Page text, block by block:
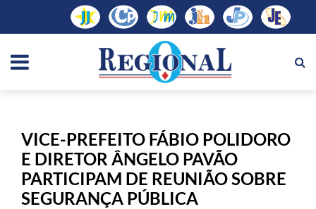
VICE-PREFEITO FÁBIO POLIDORO
E DIRETOR ÂNGELO PAVÃO
PARTICIPAM DE REUNIÃO SOBRE
SEGURANÇA PÚBLICA